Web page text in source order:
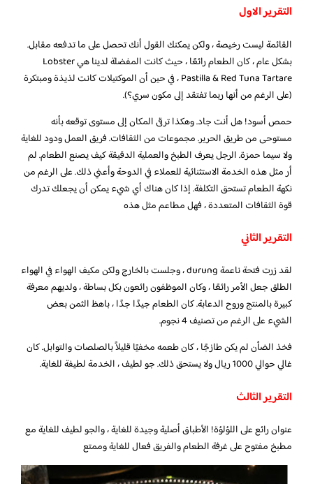
التقرير الاول
القائمة ليست رخيصة ، ولكن يمكنك القول أنك تحصل على ما تدفعه مقابل.
بشكل عام ، كان الطعام رائعًا ، حيث كانت المفضلة لدينا هي Lobster
Pastilla & Red Tuna Tartare ، في حين أن الموكتيلات كانت لذيذة ومبتكرة
(على الرغم من أنها ربما تفتقد إلى مكون سري؟).
حمص أسود! هل أنت جاد. وهكذا ترقى المكان إلى مستوى توقعه بأنه
مستوحى من طريق الحرير. مجموعات من الثقافات. فريق العمل ودود للغاية
ولا سيما حمزة. الرجل يعرف الطبخ والعملية الدقيقة كيف يصنع الطعام. لم
أر مثل هذه الخدمة الاستثنائية للعملاء في الدوحة وأعني ذلك. على الرغم من
نكهة الطعام تستحق التكلفة. إذا كان هناك أي شيء يمكن أن يجعلك تدرك
قوة الثقافات المتعددة ، فهل مطاعم مثل هذه
التقرير الثاني
لقد زرت فتحة ناعمة durung ، وجلست بالخارج ولكن مكيف الهواء في الهواء
الطلق جعل الأمر رائعًا ، وكان الموظفون رائعون بكل بساطة ، ولديهم معرفة
كبيرة بالمنتج وروح الدعابة. كان الطعام جيدًا جدًا ، باهظ الثمن بعض
الشيء على الرغم من تصنيف 4 نجوم.
فخذ الضأن لم يكن طازجًا ، كان طعمه مخفيًا قليلاً بالصلصات والتوابل. كان
غالي حوالي 1000 ريال ولا يستحق ذلك. جو لطيف ، الخدمة لطيفة للغاية.
التقرير الثالث
عنوان رائع على اللؤلؤة! الأطباق أصلية وجيدة للغاية ، والجو لطيف للغاية مع
مطبخ مفتوح على غرفة الطعام والفريق فعال للغاية وممتع